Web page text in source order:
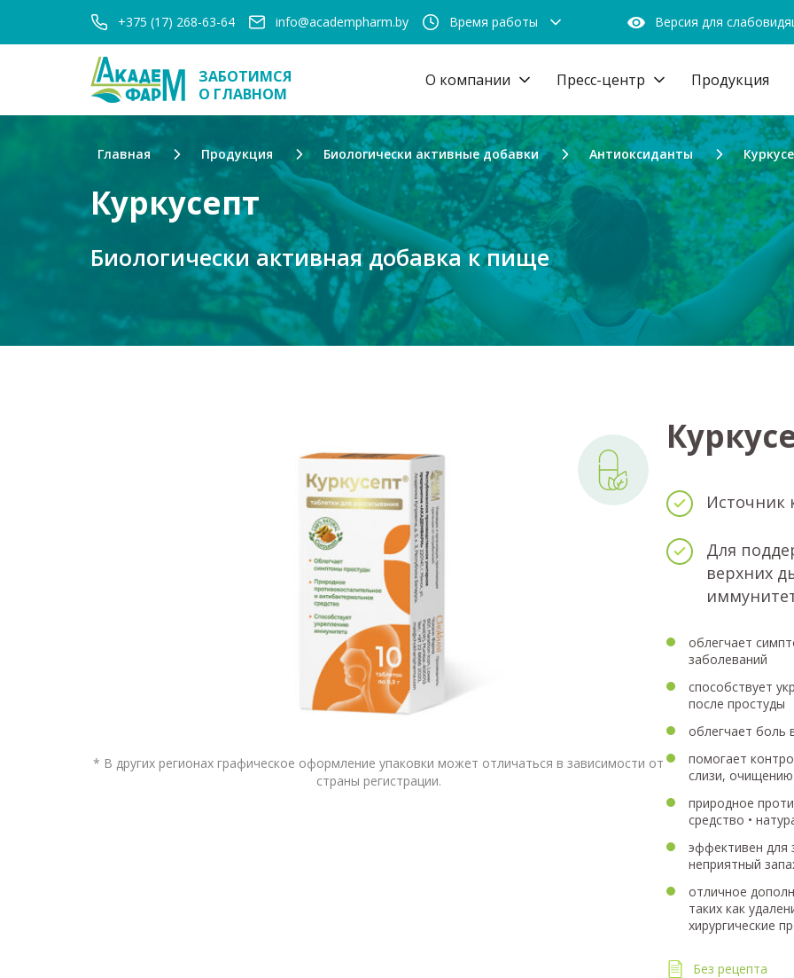
+375 (17) 268-63-64 info@academpharm.by Время работы Версия для
ЗАБОТИМСЯ
О ГЛАВНОМ
О компании Пресс-центр Продукция
Главная Продукция Биологически активные добавки Антиоксиданты
Куркусепт
Биологически активная добавка к пище
* В других регионах графическое оформление упаковки может отличаться в зависимости от
страны регистрации.
Источник
Для
верхних
облегчает
заболеваний
способствует
после простуды
облегчает боль
помогает
слизи,
природное
средство •
эффективен для
неприятный
отличное
таких как
хирургические
Без рецепта